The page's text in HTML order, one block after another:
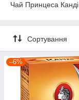
Чай Принцеса Канді
Сортування
–6%